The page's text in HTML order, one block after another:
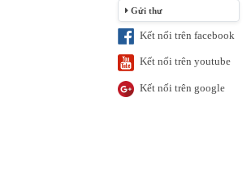
Gửi thư
Kết nối trên facebook
Kết nối trên youtube
Kết nối trên google